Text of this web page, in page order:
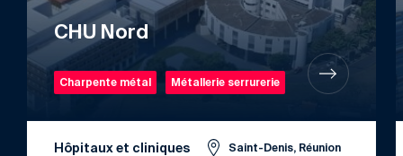
CHU Nord
Charpente métal Métallerie serrurerie
Hôpitaux et cliniques Saint-Denis, Réunion